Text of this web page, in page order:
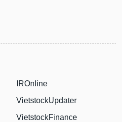
IROnline
VietstockUpdater
VietstockFinance